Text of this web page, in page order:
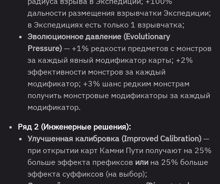
дальности размещения взрывчатки Экспедиции;
в Экспедициях есть только 1 взрывчатка;
Эволюционное давление (Evolutionary
Pressure) — +1% редкости предметов с монстров
за каждый явный модификатор карты; +2%
эффективности монстров за каждый
модификатор; +3% шанс редким монстрам
получить монстровые модификаторы за каждый
модификатор.
Ряд 2 (Инженерные решения):
Улучшенная калибровка (Improved Calibration) —
при открытии карт Камни Пути получают на 25%
больше эффекта префиксов или на 25% больше
эффекта суффиксов (на выбор);